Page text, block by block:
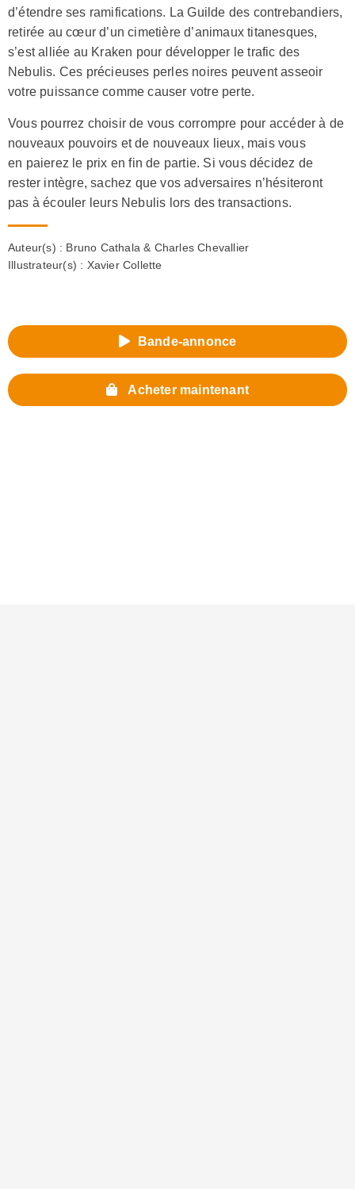
d’étendre ses ramifications. La Guilde des contrebandiers,
retirée au cœur d’un cimetière d’animaux titanesques,
s’est alliée au Kraken pour développer le trafic des
Nebulis. Ces précieuses perles noires peuvent asseoir
votre puissance comme causer votre perte.
Vous pourrez choisir de vous corrompre pour accéder à de
nouveaux pouvoirs et de nouveaux lieux, mais vous
en paierez le prix en fin de partie. Si vous décidez de
rester intègre, sachez que vos adversaires n’hésiteront
pas à écouler leurs Nebulis lors des transactions.
Auteur(s) : Bruno Cathala & Charles Chevallier
Illustrateur(s) : Xavier Collette
Bande-annonce
Acheter maintenant